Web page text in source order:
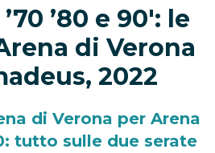
’80 e 90′: le
di Verona
2022
di Verona per Arena
tutto sulle due serate